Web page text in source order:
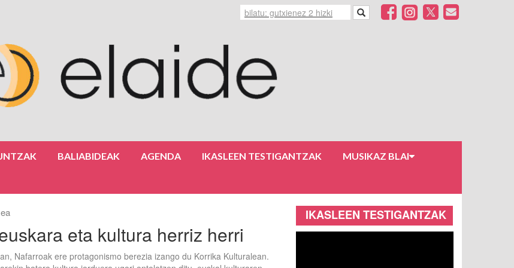
BALIABIDEAK AGENDA IKASLEEN TESTIGANTZAK
MUSIKAZ BLAI
eta kultura herriz herri
Nafarroak ere protagonismo berezia izango du Korrika Kulturalean.
IKASLEEN TESTIGANTZAK